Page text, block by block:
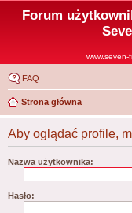
Forum
www.seven-
FAQ
Strona główna
Aby oglądać profile,
Nazwa użytkownika:
Hasło: